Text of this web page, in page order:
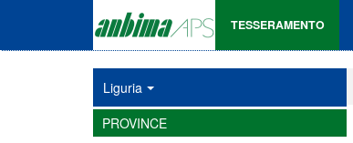
TESSERAMENTO
Liguria
PROVINCE